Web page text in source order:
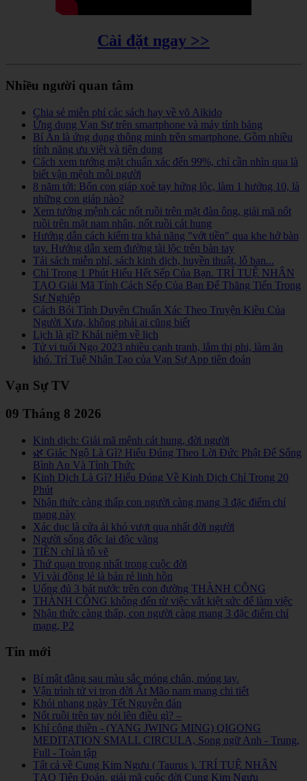
Cài đặt ngay >>
Nhiều người quan tâm
Chia sẻ miễn phí các sách hay về võ Aikido
Ứng dụng Vạn Sự trên smartphone và máy tính bảng
Bí Ẩn là ứng dụng thông minh trên smartphone. Gồm nhiều
tính năng ưu việt và tiện dụng
Cách xem tướng mặt chuẩn xác đến 99%, chỉ cần nhìn qua là
biết vận mệnh mỗi người
8 năm tới: Bốn con giáp xoè tay hứng lộc, làm 1 hưởng 10, là
những con giáp nào?
Xem tướng mệnh các nốt ruồi trên mặt đàn ông, giải mã nốt
ruồi trên mặt nam nhân, nốt ruồi cát hung
Hướng dẫn cách kiểm tra khả năng "vớt tiền" qua khe hở bàn
tay. Hướng dẫn xem đường tài lộc trên bàn tay
Tải sách miễn phí, sách kinh dịch, huyền thuật, lỗ ban...
Chỉ Trong 1 Phút Hiểu Hết Sếp Của Bạn. TRÍ TUỆ NHÂN
TẠO Giải Mã Tính Cách Sếp Của Bạn Để Thăng Tiến Trong
Sự Nghiệp
Cách Bói Tình Duyên Chuẩn Xác Theo Truyện Kiều Của
Người Xưa, không phải ai cũng biết
Lịch là gì? Khái niệm về lịch
Tử vi tuổi Ngọ 2023 nhiều cạnh tranh, lắm thị phi, làm ăn
khó. Trí Tuệ Nhân Tạo của Vạn Sự App tiên đoán
Vạn Sự TV
09 Tháng 8 2026
Kinh dịch: Giải mã mệnh cát hung, đời người
🌿 Giác Ngộ Là Gì? Hiểu Đúng Theo Lời Đức Phật Để Sống
Bình An Và Tỉnh Thức
Kinh Dịch Là Gì? Hiểu Đúng Về Kinh Dịch Chỉ Trong 20
Phút
Nhận thức càng thấp con người càng mang 3 đặc điểm chí
mạng này
Xác dục là cửa ải khó vượt qua nhất đời người
Người sống độc lai độc vãng
TIỀN chỉ là tô vẽ
Thứ quạn trọng nhất trong cuộc đời
Vì vài đồng lẻ là bán rẻ linh hồn
Uống đủ 3 bát nước trên con đường THÀNH CÔNG
THÀNH CÔNG không đến từ việc vắt kiệt sức để làm việc
Nhận thức càng thấp, con người càng mang 3 đặc điểm chí
mạng, P2
Tin mới
Bí mật đằng sau màu sắc móng chân, móng tay.
Vận trình tử vi trọn đời Ất Mão nam mang chi tiết
Khói nhang ngày Tết Nguyên đán
Nốt ruồi trên tay nói lên điều gì? –
Khí công thiền - (YANG JWING MING) QIGONG
MEDITATION SMALL CIRCULA, Song ngữ Anh - Trung,
Full - Toàn tập
Tất cả về Cung Kim Ngưu ( Taurus ). TRÍ TUỆ NHÂN
TẠO Tiên Đoán, giải mã cuộc đời Cung Kim Ngưu